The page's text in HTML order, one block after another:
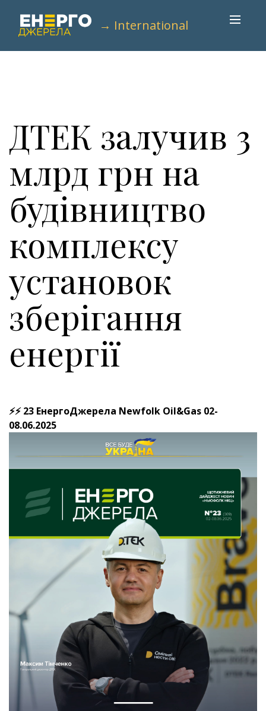
→ International
ДТЕК залучив 3
млрд грн на
будівництво
комплексу
установок
зберігання
енергії
⚡⚡ 23 ЕнергоДжерела Newfolk Oil&Gas 02-
08.06.2025